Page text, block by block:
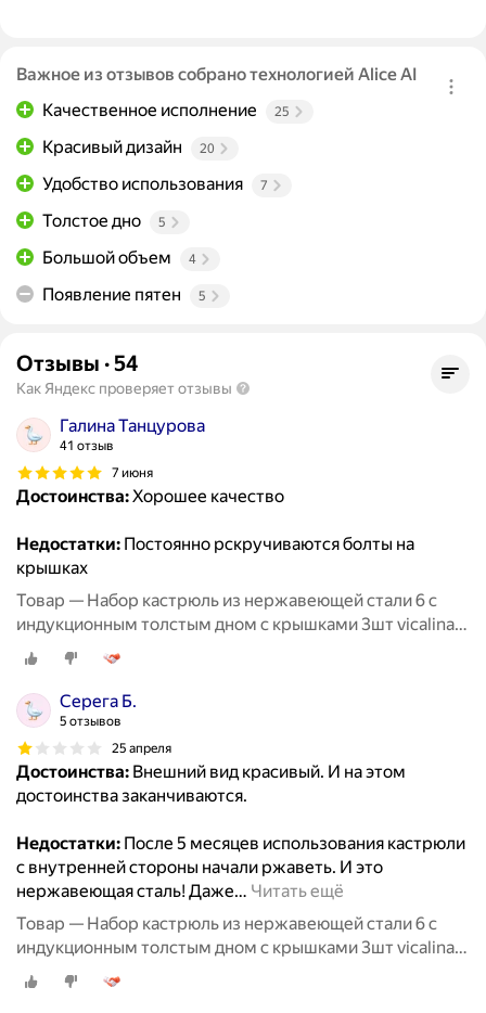
Важное из отзывов собрано технологией Alice AI
Качественное исполнение
25
Красивый дизайн 20
Удобство использования 7
Толстое дно 5
Большой объем 4
Появление пятен 5
Отзывы ·54
Как Яндекс проверяет отзывы
Галина Танцурова
41 отзыв
7 июня
Достоинства:Хорошее качество
Недостатки: Постоянно рскручиваются болты на
крышках
Товар — Набор кастрюль из нержавеющей стали 6 с
индукционным толстым дном с крышками 3шт vicalina
из нержавейки для приготовлени
Серега Б.
5 отзывов
25 апреля
Достоинства: Внешний вид красивый. И на этом
достоинства заканчиваются.
Недостатки: После 5 месяцев использования кастрюли
с внутренней стороны начали ржаветь. И это
нержавеющая сталь! Даже… Читать ещё
Товар — Набор кастрюль из нержавеющей стали 6 с
индукционным толстым дном с крышками 3шт vicalina
из нержавейки для приготовлени